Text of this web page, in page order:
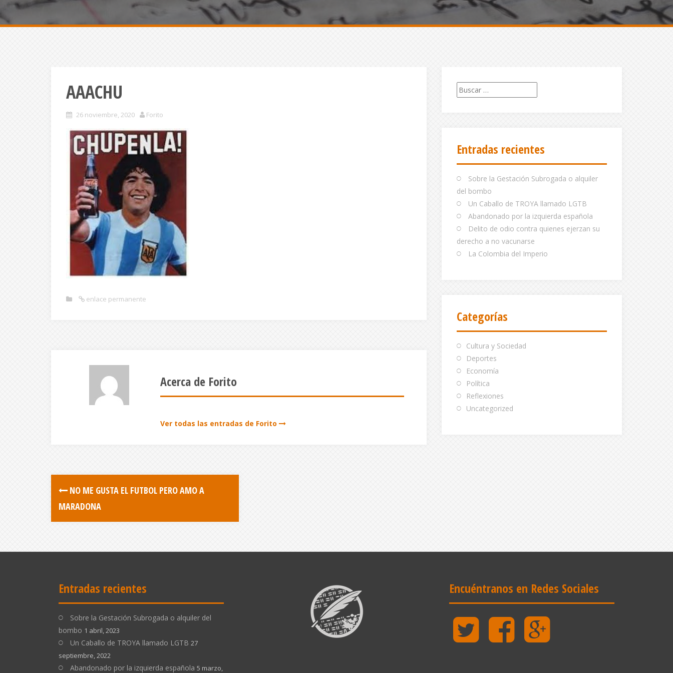
AAACHU
26 noviembre, 2020 Forito
enlace permanente
Acerca de Forito
Ver todas las entradas de Forito
NO ME GUSTA EL FUTBOL PERO AMO A
MARADONA
Buscar:
Entradas recientes
Sobre la Gestación Subrogada o alquiler
del bombo
Un Caballo de TROYA llamado LGTB
Abandonado por la izquierda española
Delito de odio contra quienes ejerzan su
derecho a no vacunarse
La Colombia del Imperio
Categorías
Cultura y Sociedad
Deportes
Economía
Política
Reflexiones
Uncategorized
Entradas recientes
Sobre la Gestación Subrogada o alquiler del
bombo 1 abril, 2023
Un Caballo de TROYA llamado LGTB 27
septiembre, 2022
Abandonado por la izquierda española 5 marzo,
Encuéntranos en Redes Sociales
Twitter Facebook
Google